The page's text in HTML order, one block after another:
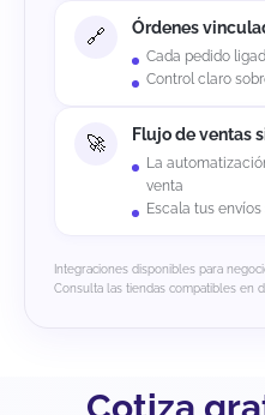
Órdenes
Cada pedido
Control claro
Flujo de ventas
La
venta
Escala tus
Integraciones disponibles para
Consulta las tiendas compatibles en